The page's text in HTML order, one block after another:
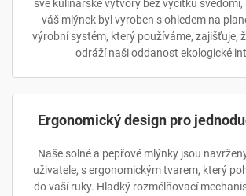
své kulinářské výtvory bez výčitků svědomí,
váš mlýnek byl vyroben s ohledem na
výrobní systém, který používáme, zajišťuje,
odráží naši oddanost ekologické
Ergonomický design pro
Naše solné a pepřové mlýnky jsou
uživatele, s ergonomickým tvarem, který
do vaší ruky. Hladký rozmělňovací